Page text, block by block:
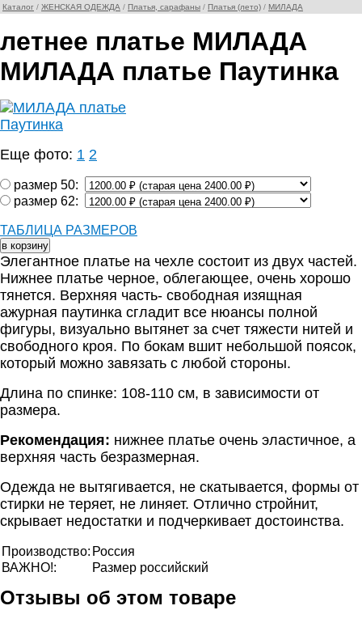
Каталог / ЖЕНСКАЯ ОДЕЖДА / Платья, сарафаны / Платья (лето) / МИЛАДА
летнее платье МИЛАДА
МИЛАДА платье Паутинка
Еще фото: 1 2
размер 50:
размер 62:
ТАБЛИЦА РАЗМЕРОВ
Элегантное платье на чехле состоит из двух частей.
Нижнее платье черное, облегающее, очень хорошо
тянется. Верхняя часть- свободная изящная
ажурная паутинка сгладит все нюансы полной
фигуры, визуально вытянет за счет тяжести нитей и
свободного кроя. По бокам вшит небольшой поясок,
который можно завязать с любой стороны.
Длина по спинке: 108-110 см, в зависимости от
размера.
Рекомендация: нижнее платье очень эластичное, а
верхняя часть безразмерная.
Одежда не вытягивается, не скатывается, формы от
стирки не теряет, не линяет. Отлично стройнит,
скрывает недостатки и подчеркивает достоинства.
Производство: Россия
ВАЖНО!:
Размер российский
Отзывы об этом товаре